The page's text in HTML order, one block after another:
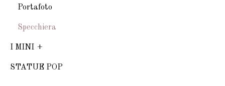
Portafoto
Specchiera
I MINI
STATUE POP